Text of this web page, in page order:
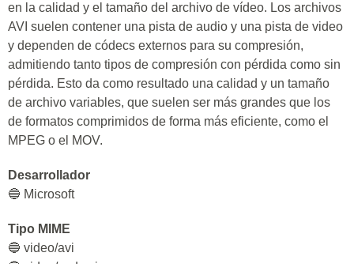
en la calidad y el tamaño del archivo de vídeo. Los archivos
AVI suelen contener una pista de audio y una pista de video
y dependen de códecs externos para su compresión,
admitiendo tanto tipos de compresión con pérdida como sin
pérdida. Esto da como resultado una calidad y un tamaño
de archivo variables, que suelen ser más grandes que los
de formatos comprimidos de forma más eficiente, como el
MPEG o el MOV.
Desarrollador
🔵 Microsoft
Tipo MIME
🔵 video/avi